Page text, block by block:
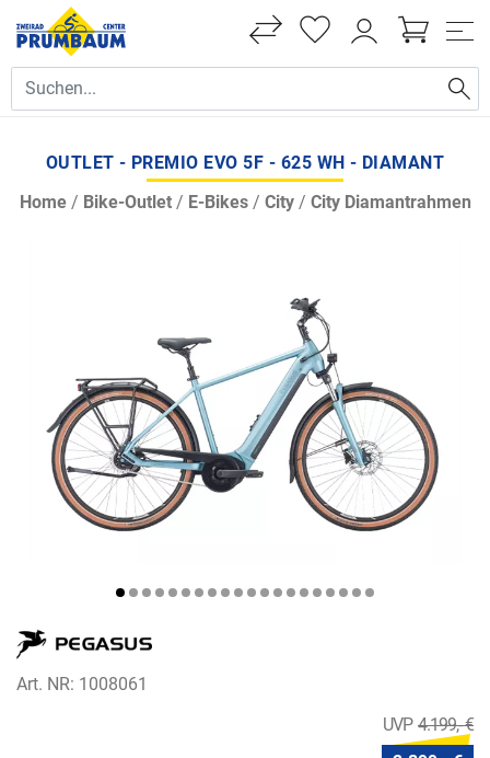
OUTLET - PREMIO EVO 5F - 625 WH - DIAMANT
Home/ Bike-Outlet/ E-Bikes/ City/ City Diamantrahmen
Art. NR: 1008061
4.199,- €